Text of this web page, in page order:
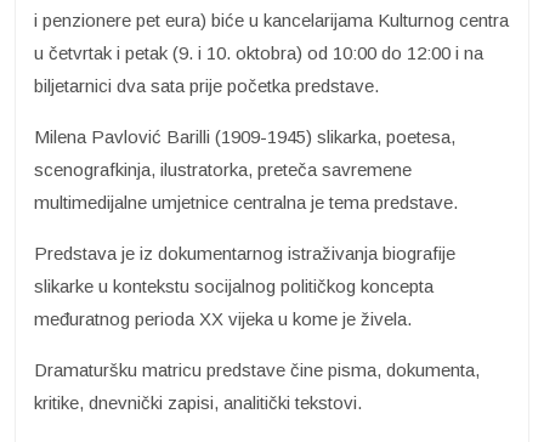
i penzionere pet eura) biće u kancelarijama Kulturnog centra
u četvrtak i petak (9. i 10. oktobra) od 10:00 do 12:00 i na
biljetarnici dva sata prije početka predstave.
Milena Pavlović Barilli (1909-1945) slikarka, poetesa,
scenografkinja, ilustratorka, preteča savremene
multimedijalne umjetnice centralna je tema predstave.
Predstava je iz dokumentarnog istraživanja biografije
slikarke u kontekstu socijalnog političkog koncepta
međuratnog perioda XX vijeka u kome je živela.
Dramaturšku matricu predstave čine pisma, dokumenta,
kritike, dnevnički zapisi, analitički tekstovi.